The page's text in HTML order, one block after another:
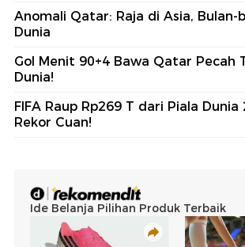
Anomali Qatar: Raja di Asia, Bulan-
Dunia
Gol Menit 90+4 Bawa Qatar Pecah
Dunia!
FIFA Raup Rp269 T dari Piala Dunia
Rekor Cuan!